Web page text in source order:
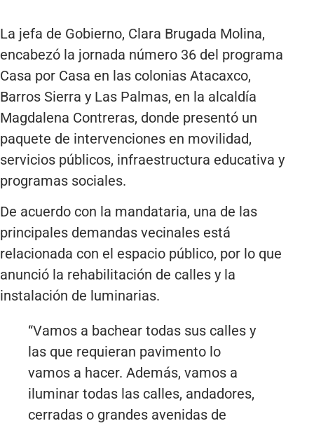
La jefa de Gobierno, Clara Brugada Molina,
encabezó la jornada número 36 del programa
Casa por Casa en las colonias Atacaxco,
Barros Sierra y Las Palmas, en la alcaldía
Magdalena Contreras, donde presentó un
paquete de intervenciones en movilidad,
servicios públicos, infraestructura educativa y
programas sociales.
De acuerdo con la mandataria, una de las
principales demandas vecinales está
relacionada con el espacio público, por lo que
anunció la rehabilitación de calles y la
instalación de luminarias.
“Vamos a bachear todas sus calles y
las que requieran pavimento lo
vamos a hacer. Además, vamos a
iluminar todas las calles, andadores,
cerradas o grandes avenidas de